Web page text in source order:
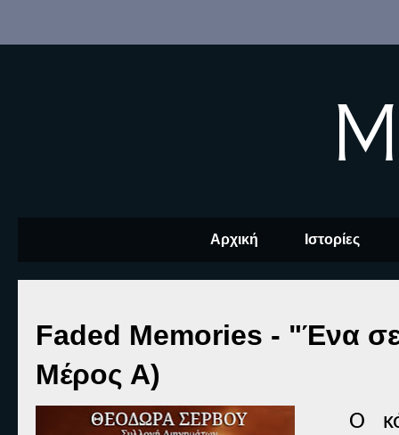
Αρχική Ιστορίες
Faded Memories - "Ένα
Μέρος Α)
Ο